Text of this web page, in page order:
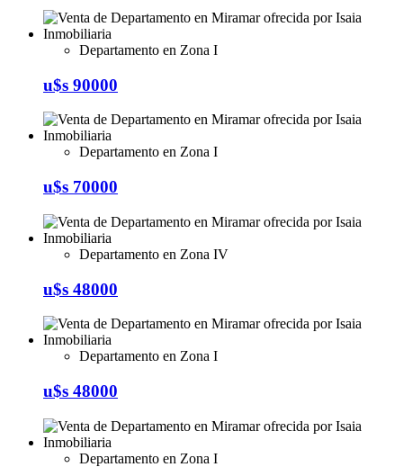
Departamento en Zona I
u$s 90000
Departamento en Zona I
u$s 70000
Departamento en Zona IV
u$s 48000
Departamento en Zona I
u$s 48000
Departamento en Zona I